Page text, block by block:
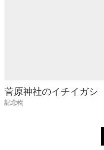
菅原神社のイチイガシ
記念物